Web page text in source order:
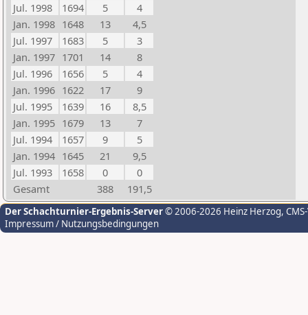
Jul. 1998
1694 5
4
Jan. 1998 1648 13
4,5
Jul. 1997
1683 5
3
Jan. 1997 1701 14
8
Jul. 1996
1656 5
4
Jan. 1996 1622 17
9
Jul. 1995
1639 16
8,5
Jan. 1995 1679 13
7
Jul. 1994
1657 9
5
Jan. 1994 1645 21
9,5
Jul. 1993
1658 0
0
Gesamt
388 191,5
Der Schachturnier-Ergebnis-Server© 2006-2026 Heinz Herzog,
Impressum / Nutzungsbedingungen